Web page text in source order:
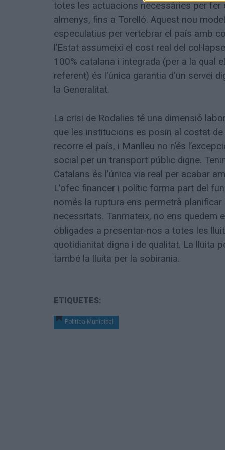
totes les actuacions necessàries per fer
almenys, fins a Torelló. Aquest nou
especulatius per vertebrar el país amb
l’Estat assumeixi el cost real del
100% catalana i integrada (per a la qual
referent) és l'única garantia d'un servei
la Generalitat.
La crisi de Rodalies té una dimensió
que les institucions es posin al costat
recorre el país, i Manlleu no n’és
social per un transport públic digne.
Catalans és l'única via real per acabar
L'ofec financer i polític forma part del
només la ruptura ens permetrà
necessitats. Tanmateix, no ens quedem
obligades a presentar-nos a totes les
quotidianitat digna i de qualitat. La lluita
també la lluita per la sobirania.
ETIQUETES:
Política Municipal